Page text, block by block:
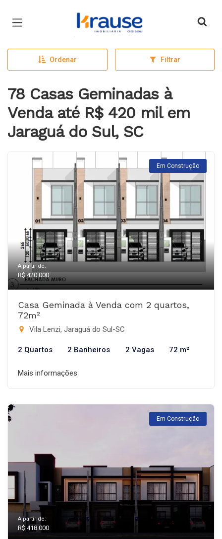
Página inicial
Ordenar Filtrar
78 Casas Geminadas à
Venda até R$ 420 mil em
Jaraguá do Sul, SC
Em Construção
A partir de:
R$ 420.000
Casa Geminada à Venda com 2 quartos,
72m²
Vila Lenzi, Jaraguá do Sul-SC
2 Quartos 2 Banheiros 2 Vagas 72 m²
Mais informações
Em Construção
A partir de:
R$ 418.000